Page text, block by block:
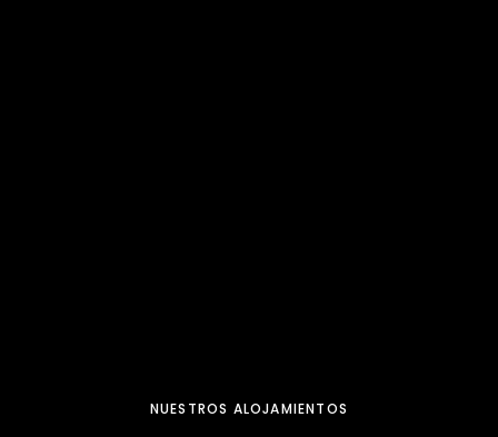
NUESTROS ALOJAMIENTOS